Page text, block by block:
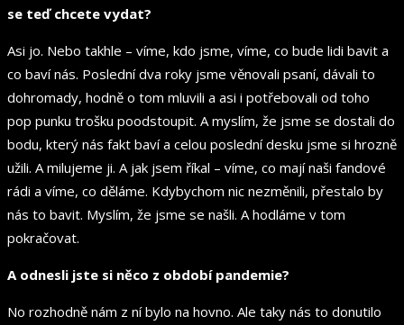
se teď chcete vydat?
Asi jo. Nebo takhle – víme, kdo jsme, víme, co bude lidi bavit a
co baví nás. Poslední dva roky jsme věnovali psaní, dávali to
dohromady, hodně o tom mluvili a asi i potřebovali od toho
pop punku trošku poodstoupit. A myslím, že jsme se dostali do
bodu, který nás fakt baví a celou poslední desku jsme si hrozně
užili. A milujeme ji. A jak jsem říkal – víme, co mají naši fandové
rádi a víme, co děláme. Kdybychom nic nezměnili, přestalo by
nás to bavit. Myslím, že jsme se našli. A hodláme v tom
pokračovat.
A odnesli jste si něco z období pandemie?
No rozhodně nám z ní bylo na hovno. Ale taky nás to donutilo